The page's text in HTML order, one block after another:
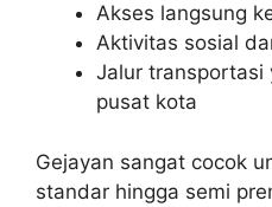
Akses langsung
Aktivitas sosial
Jalur transportasi
pusat kota
Gejayan sangat cocok
standar hingga semi